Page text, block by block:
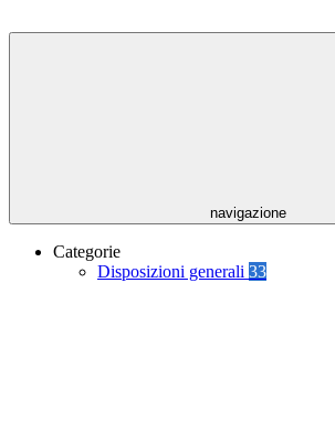
navigazione
Categorie
Disposizioni generali 33